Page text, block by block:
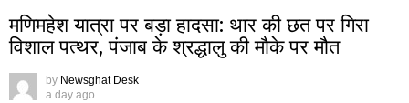
मणिमहेश यात्रा पर बड़ा हादसा: थार की छत पर गिरा
विशाल पत्थर, पंजाब के श्रद्धालु की मौके पर मौत
by Newsghat Desk
a day ago